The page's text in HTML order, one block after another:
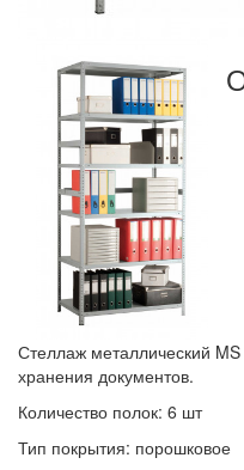
Стеллаж металлический
хранения документов.
Количество полок: 6 шт
Тип покрытия: порошковое